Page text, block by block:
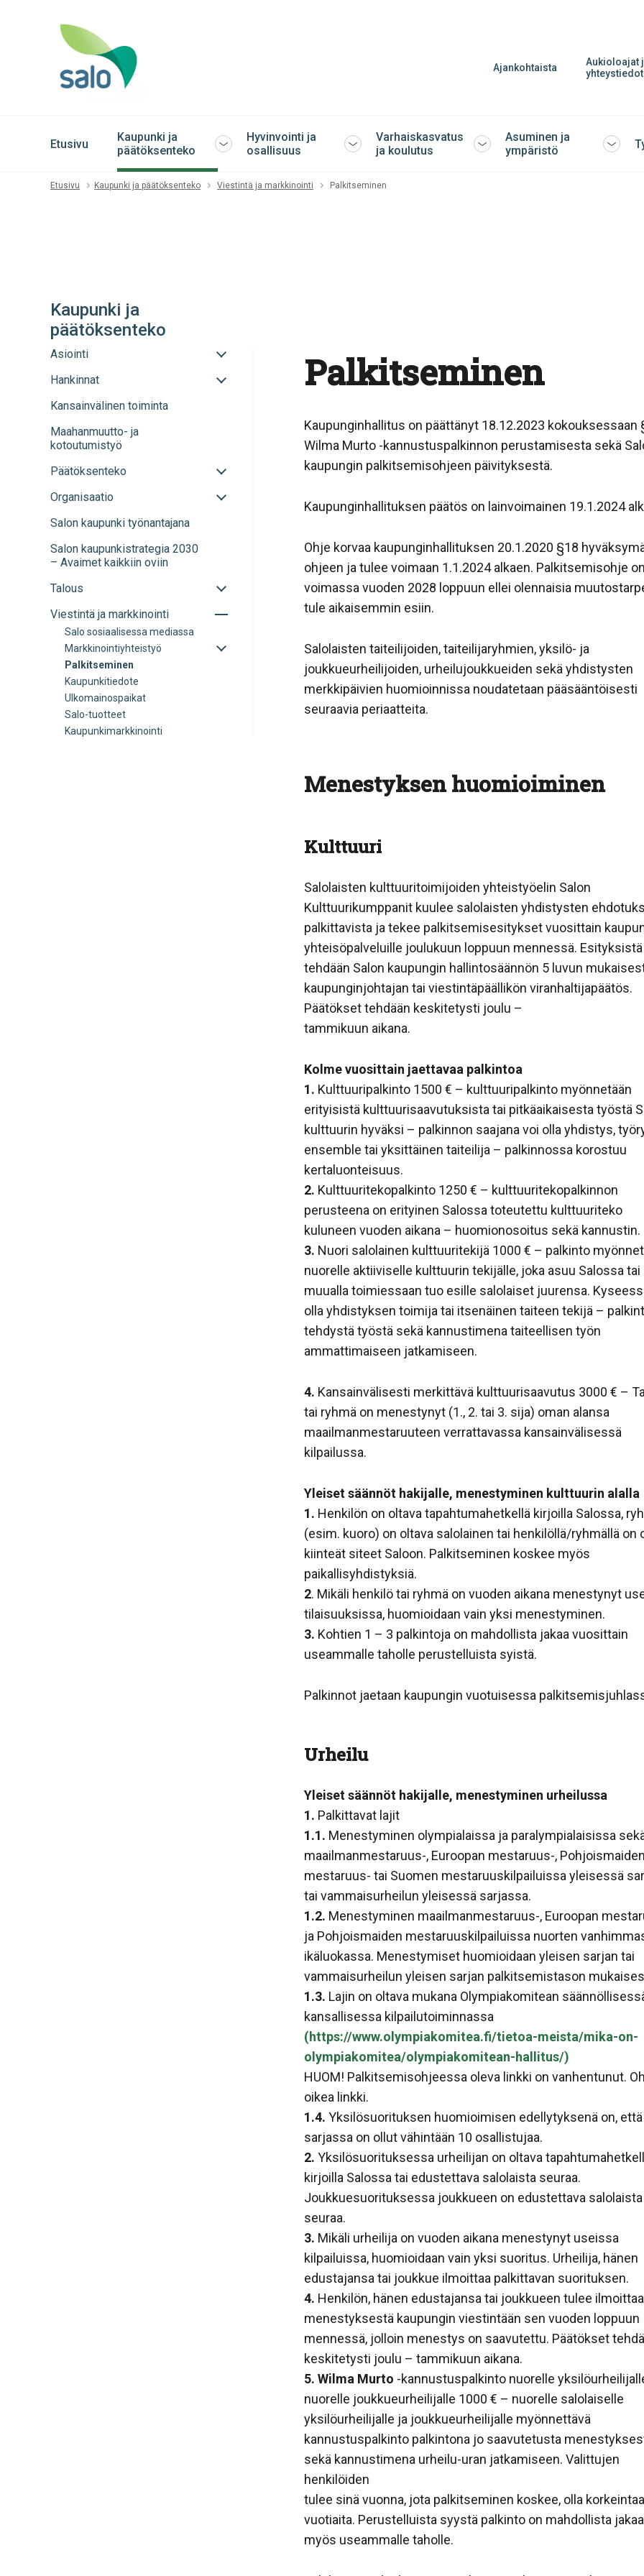
Ajankohtaista
Aukioloajat
yhteystiedot
Etusivu
Kaupunki ja
päätöksenteko
Avaa
sulje
Hyvinvointi ja
osallisuus
Avaa
sulje
Varhaiskasvatus
ja koulutus
Avaa
Asuminen ja
ympäristö
Avaa
Etusivu Kaupunki ja päätöksenteko Viestintä ja markkinointi Palkitseminen
Kaupunki ja
päätöksenteko
Asiointi
Avaa
sulje
Hankinnat
Avaa
Kansainvälinen toiminta
Maahanmuutto- ja
kotoutumistyö
Päätöksenteko
Avaa
sulje
Organisaatio
Avaa
Salon kaupunki työnantajana
Salon kaupunkistrategia 2030
– Avaimet kaikkiin oviin
Talous
Avaa
sulje
Viestintä ja markkinointi
Avaa
alavalikko
Salo sosiaalisessa mediassa
Markkinointiyhteistyö
Avaa
Palkitseminen
Kaupunkitiedote
Ulkomainospaikat
Salo-tuotteet
Kaupunkimarkkinointi
Palkitseminen
Kaupunginhallitus on päättänyt 18.12.2023 kokouksessaan
Wilma Murto -kannustuspalkinnon perustamisesta sekä
kaupungin palkitsemisohjeen päivityksestä.
Kaupunginhallituksen päätös on lainvoimainen 19.1.2024
Ohje korvaa kaupunginhallituksen 20.1.2020 §18
ohjeen ja tulee voimaan 1.1.2024 alkaen. Palkitsemisohje on
voimassa vuoden 2028 loppuun ellei olennaisia
tule aikaisemmin esiin.
Salolaisten taiteilijoiden, taiteilijaryhmien, yksilö- ja
joukkueurheilijoiden, urheilujoukkueiden sekä yhdistysten
merkkipäivien huomioinnissa noudatetaan pääsääntöisesti
seuraavia periaatteita.
Menestyksen huomioiminen
Kulttuuri
Salolaisten kulttuuritoimijoiden yhteistyöelin Salon
Kulttuurikumppanit kuulee salolaisten yhdistysten
palkittavista ja tekee palkitsemisesitykset vuosittain
yhteisöpalveluille joulukuun loppuun mennessä. Esityksistä
tehdään Salon kaupungin hallintosäännön 5 luvun
kaupunginjohtajan tai viestintäpäällikön viranhaltijapäätös.
Päätökset tehdään keskitetysti joulu –
tammikuun aikana.
Kolme vuosittain jaettavaa palkintoa
1. Kulttuuripalkinto 1500 € – kulttuuripalkinto myönnetään
erityisistä kulttuurisaavutuksista tai pitkäaikaisesta työstä
kulttuurin hyväksi – palkinnon saajana voi olla yhdistys,
ensemble tai yksittäinen taiteilija – palkinnossa korostuu
kertaluonteisuus.
2. Kulttuuritekopalkinto 1250 € – kulttuuritekopalkinnon
perusteena on erityinen Salossa toteutettu kulttuuriteko
kuluneen vuoden aikana – huomionosoitus sekä kannustin.
3. Nuori salolainen kulttuuritekijä 1000 € – palkinto
nuorelle aktiiviselle kulttuurin tekijälle, joka asuu Salossa tai
muualla toimiessaan tuo esille salolaiset juurensa.
olla yhdistyksen toimija tai itsenäinen taiteen tekijä –
tehdystä työstä sekä kannustimena taiteellisen työn
ammattimaiseen jatkamiseen.
4. Kansainvälisesti merkittävä kulttuurisaavutus 3000 € –
tai ryhmä on menestynyt (1., 2. tai 3. sija) oman alansa
maailmanmestaruuteen verrattavassa kansainvälisessä
kilpailussa.
Yleiset säännöt hakijalle, menestyminen kulttuurin alalla
1. Henkilön on oltava tapahtumahetkellä kirjoilla Salossa,
(esim. kuoro) on oltava salolainen tai henkilöllä/ryhmällä on
kiinteät siteet Saloon. Palkitseminen koskee myös
paikallisyhdistyksiä.
2. Mikäli henkilö tai ryhmä on vuoden aikana menestynyt
tilaisuuksissa, huomioidaan vain yksi menestyminen.
3. Kohtien 1 – 3 palkintoja on mahdollista jakaa vuosittain
useammalle taholle perustelluista syistä.
Palkinnot jaetaan kaupungin vuotuisessa
Urheilu
Yleiset säännöt hakijalle, menestyminen urheilussa
1. Palkittavat lajit
1.1. Menestyminen olympialaissa ja paralympialaisissa
maailmanmestaruus-, Euroopan mestaruus-, Pohjoismaiden
mestaruus- tai Suomen mestaruuskilpailuissa yleisessä
tai vammaisurheilun yleisessä sarjassa.
1.2. Menestyminen maailmanmestaruus-, Euroopan
ja Pohjoismaiden mestaruuskilpailuissa nuorten
ikäluokassa. Menestymiset huomioidaan yleisen sarjan tai
vammaisurheilun yleisen sarjan palkitsemistason
1.3. Lajin on oltava mukana Olympiakomitean
kansallisessa kilpailutoiminnassa
(https://www.olympiakomitea.fi/tietoa-meista/mika-on-
olympiakomitea/olympiakomitean-hallitus/)
HUOM! Palkitsemisohjeessa oleva linkki on vanhentunut.
oikea linkki.
1.4. Yksilösuorituksen huomioimisen edellytyksenä on, että
sarjassa on ollut vähintään 10 osallistujaa.
2. Yksilösuorituksessa urheilijan on oltava
kirjoilla Salossa tai edustettava salolaista seuraa.
Joukkuesuorituksessa joukkueen on edustettava salolaista
seuraa.
3. Mikäli urheilija on vuoden aikana menestynyt useissa
kilpailuissa, huomioidaan vain yksi suoritus. Urheilija, hänen
edustajansa tai joukkue ilmoittaa palkittavan suorituksen.
4. Henkilön, hänen edustajansa tai joukkueen tulee ilmoittaa
menestyksestä kaupungin viestintään sen vuoden loppuun
mennessä, jolloin menestys on saavutettu. Päätökset
keskitetysti joulu – tammikuun aikana.
5. Wilma Murto -kannustuspalkinto nuorelle
nuorelle joukkueurheilijalle 1000 € – nuorelle salolaiselle
yksilöurheilijalle ja joukkueurheilijalle myönnettävä
kannustuspalkinto palkintona jo saavutetusta
sekä kannustimena urheilu-uran jatkamiseen. Valittujen
henkilöiden
tulee sinä vuonna, jota palkitseminen koskee, olla
vuotiaita. Perustelluista syystä palkinto on mahdollista jakaa
myös useammalle taholle.